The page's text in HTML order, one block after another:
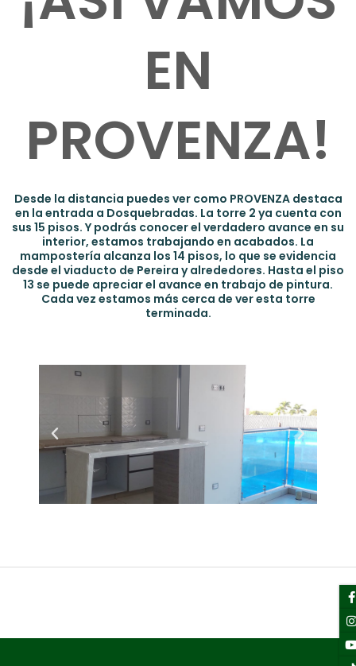
EN
PROVENZA!
Desde la distancia puedes ver como PROVENZA destaca
en la entrada a Dosquebradas. La torre 2 ya cuenta con
sus 15 pisos. Y podrás conocer el verdadero avance en su
interior, estamos trabajando en acabados. La
mampostería alcanza los 14 pisos, lo que se evidencia
desde el viaducto de Pereira y alrededores. Hasta el piso
13 se puede apreciar el avance en trabajo de pintura.
Cada vez estamos más cerca de ver esta torre
terminada.
→
f